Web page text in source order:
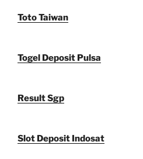
Toto Taiwan
Togel Deposit Pulsa
Result Sgp
Slot Deposit Indosat